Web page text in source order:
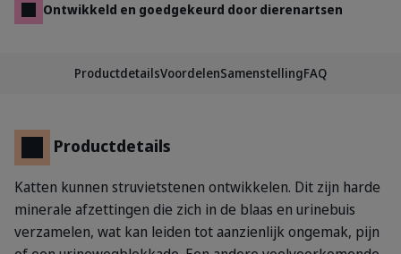
Ontwikkeld en goedgekeurd door dierenartsen
ProductdetailsVoordelenSamenstellingFAQ
Productdetails
Katten kunnen struvietstenen ontwikkelen. Dit zijn harde
minerale afzettingen die zich in de blaas en urinebuis
verzamelen, wat kan leiden tot aanzienlijk ongemak, pijn